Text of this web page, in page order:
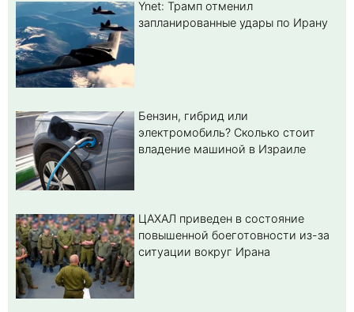
Ynet: Трамп отменил
запланированные удары по Ирану
Бензин, гибрид или
электромобиль? Cколько стоит
владение машиной в Израиле
ЦАХАЛ приведен в состояние
повышенной боеготовности из-за
ситуации вокруг Ирана